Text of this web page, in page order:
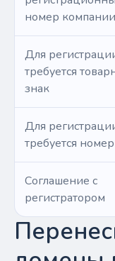
номер
Для
требуется
знак
Для
требуется
Соглашение с
регистратором